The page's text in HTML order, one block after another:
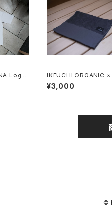
Logo
IKEUCHI ORGANIC
OYADOSAUNA
OWEL
¥3,000
©